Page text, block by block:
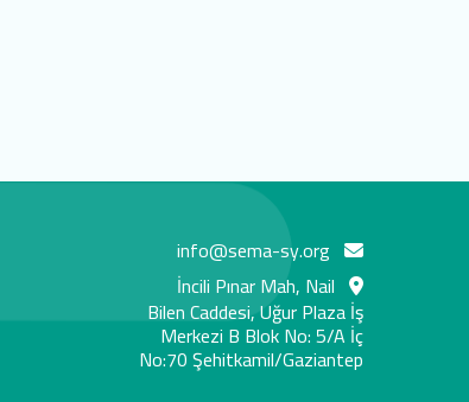
info@sema-sy.org
İncili Pınar Mah, Nail
Bilen Caddesi, Uğur Plaza İş
Merkezi B Blok No: 5/A İç
No:70 Şehitkamil/Gaziantep